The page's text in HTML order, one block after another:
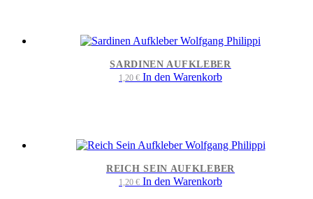
SARDINEN AUFKLEBER
1,20 € In den Warenkorb
REICH SEIN AUFKLEBER
1,20 € In den Warenkorb